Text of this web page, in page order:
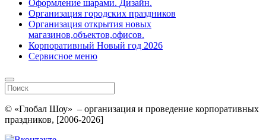
Оформление шарами. Дизайн.
Организация городских праздников
Организация открытия новых
магазинов,объектов,офисов.
Корпоративный Новый год 2026
Сервисное меню
© «Глобал Шоу» – организация и проведение корпоративных
праздников, [2006-2026]